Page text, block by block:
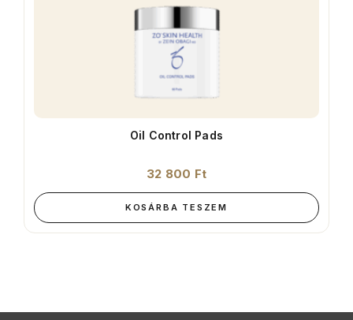
Oil Control Pads
32 800 Ft
KOSÁRBA TESZEM